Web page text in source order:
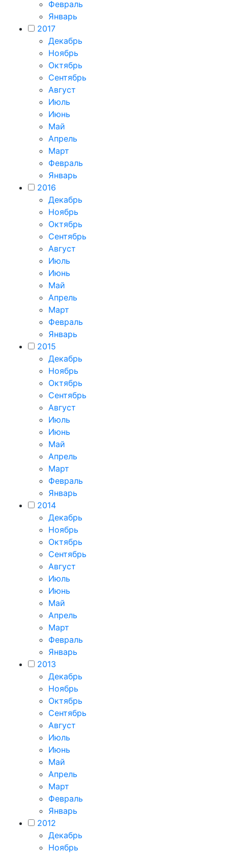
Февраль
Январь
2017
Декабрь
Ноябрь
Октябрь
Сентябрь
Август
Июль
Июнь
Май
Апрель
Март
Февраль
Январь
2016
Декабрь
Ноябрь
Октябрь
Сентябрь
Август
Июль
Июнь
Май
Апрель
Март
Февраль
Январь
2015
Декабрь
Ноябрь
Октябрь
Сентябрь
Август
Июль
Июнь
Май
Апрель
Март
Февраль
Январь
2014
Декабрь
Ноябрь
Октябрь
Сентябрь
Август
Июль
Июнь
Май
Апрель
Март
Февраль
Январь
2013
Декабрь
Ноябрь
Октябрь
Сентябрь
Август
Июль
Июнь
Май
Апрель
Март
Февраль
Январь
2012
Декабрь
Ноябрь